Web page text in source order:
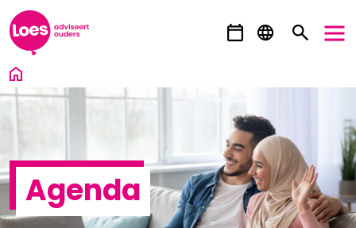
Ga direct naar inhoud
Agenda